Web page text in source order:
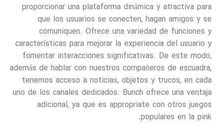
proporcionar una plataforma dinámica y atractiva para
que los usuarios se conecten, hagan amigos y se
comuniquen. Ofrece una variedad de funciones y
características para mejorar la experiencia del usuario y
fomentar interacciones significativas. De este modo,
además de hablar con nuestros compañeros de escuadra,
tenemos acceso a noticias, objetos y trucos, en cada
uno de los canales dedicados. Bunch ofrece una ventaja
adicional, ya que es appropriate con otros juegos
populares en la pink.